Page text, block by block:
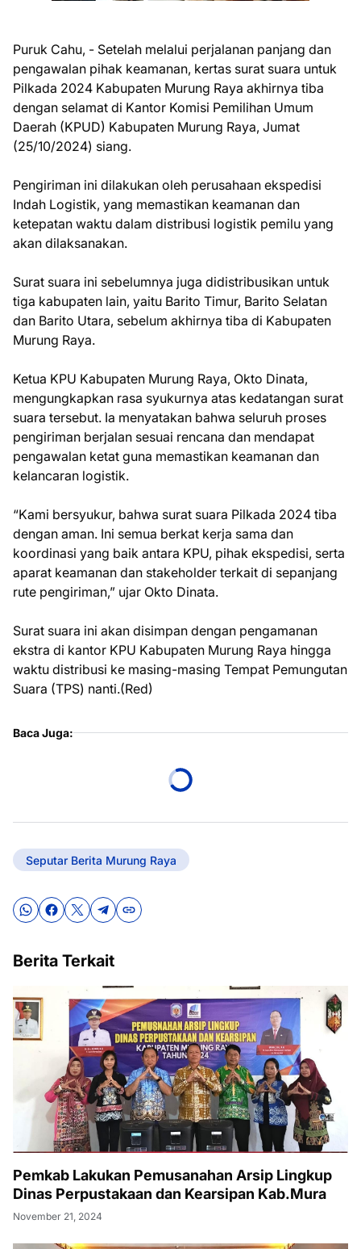
Puruk Cahu, - Setelah melalui perjalanan panjang dan
pengawalan pihak keamanan, kertas surat suara untuk
Pilkada 2024 Kabupaten Murung Raya akhirnya tiba
dengan selamat di Kantor Komisi Pemilihan Umum
Daerah (KPUD) Kabupaten Murung Raya, Jumat
(25/10/2024) siang.
Pengiriman ini dilakukan oleh perusahaan ekspedisi
Indah Logistik, yang memastikan keamanan dan
ketepatan waktu dalam distribusi logistik pemilu yang
akan dilaksanakan.
Surat suara ini sebelumnya juga didistribusikan untuk
tiga kabupaten lain, yaitu Barito Timur, Barito Selatan
dan Barito Utara, sebelum akhirnya tiba di Kabupaten
Murung Raya.
Ketua KPU Kabupaten Murung Raya, Okto Dinata,
mengungkapkan rasa syukurnya atas kedatangan surat
suara tersebut. Ia menyatakan bahwa seluruh proses
pengiriman berjalan sesuai rencana dan mendapat
pengawalan ketat guna memastikan keamanan dan
kelancaran logistik.
“Kami bersyukur, bahwa surat suara Pilkada 2024 tiba
dengan aman. Ini semua berkat kerja sama dan
koordinasi yang baik antara KPU, pihak ekspedisi, serta
aparat keamanan dan stakeholder terkait di sepanjang
rute pengiriman,” ujar Okto Dinata.
Surat suara ini akan disimpan dengan pengamanan
ekstra di kantor KPU Kabupaten Murung Raya hingga
waktu distribusi ke masing-masing Tempat Pemungutan
Suara (TPS) nanti.(Red)
Baca Juga:
Seputar Berita Murung Raya
Berita Terkait
Pemkab Lakukan Pemusanahan Arsip Lingkup
Dinas Perpustakaan dan Kearsipan Kab.Mura
November 21, 2024